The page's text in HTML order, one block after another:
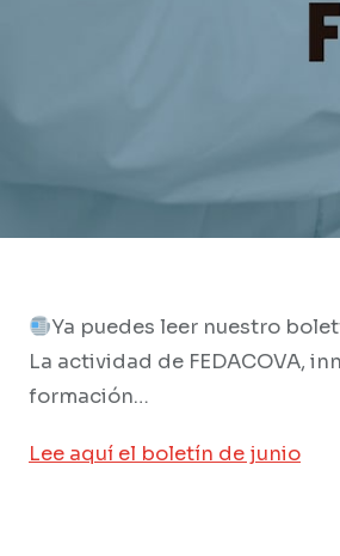
Ya puedes leer nuestro
La actividad de FEDACOVA,
formación…
Lee aquí el boletín de junio